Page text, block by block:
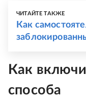
ЧИТАЙТЕ ТАКЖЕ
Как
Как
способа